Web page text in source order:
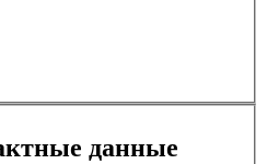
данные